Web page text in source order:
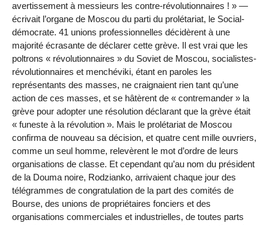
avertissement à messieurs les contre-révolutionnaires ! » —
écrivait l’organe de Moscou du parti du prolétariat, le Social-
démocrate. 41 unions professionnelles décidèrent à une
majorité écrasante de déclarer cette grève. Il est vrai que les
poltrons « révolutionnaires » du Soviet de Moscou, socialistes-
révolutionnaires et menchéviki, étant en paroles les
représentants des masses, ne craignaient rien tant qu’une
action de ces masses, et se hâtèrent de « contremander » la
grève pour adopter une résolution déclarant que la grève était
« funeste à la révolution ». Mais le prolétariat de Moscou
confirma de nouveau sa décision, et quatre cent mille ouvriers,
comme un seul homme, relevèrent le mot d’ordre de leurs
organisations de classe. Et cependant qu’au nom du président
de la Douma noire, Rodzianko, arrivaient chaque jour des
télégrammes de congratulation de la part des comités de
Bourse, des unions de propriétaires fonciers et des
organisations commerciales et industrielles, de toutes parts